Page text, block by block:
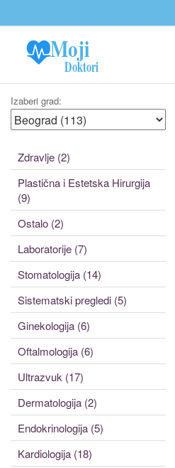
Izaberi grad:
Zdravlje (2)
Plastična i Estetska Hirurgija
(9)
Ostalo (2)
Laboratorije (7)
Stomatologija (14)
Sistematski pregledi (5)
Ginekologija (6)
Oftalmologija (6)
Ultrazvuk (17)
Dermatologija (2)
Endokrinologija (5)
Kardiologija (18)